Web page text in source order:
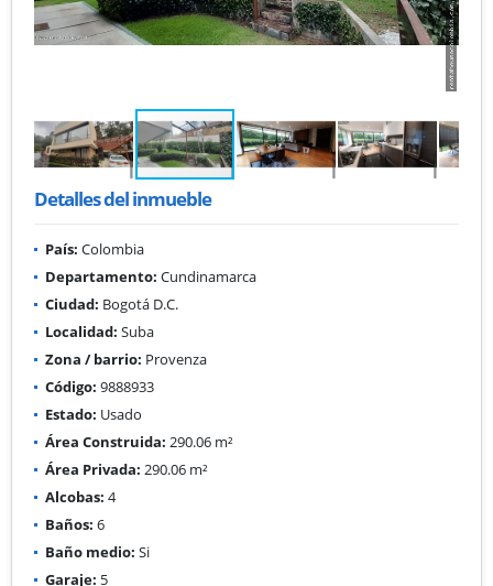
Detalles del inmueble
País: Colombia
Departamento: Cundinamarca
Ciudad: Bogotá D.C.
Localidad: Suba
Zona / barrio: Provenza
Código: 9888933
Estado: Usado
Área Construida: 290.06 m²
Área Privada: 290.06 m²
Alcobas: 4
Baños: 6
Baño medio: Si
Garaje: 5